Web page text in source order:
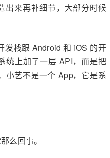
出来再补细节，大部分时候
发栈跟 Android 和 iOS 的开
统上加了一层 API，而是把
小艺不是一个 App，它是系
么回事。